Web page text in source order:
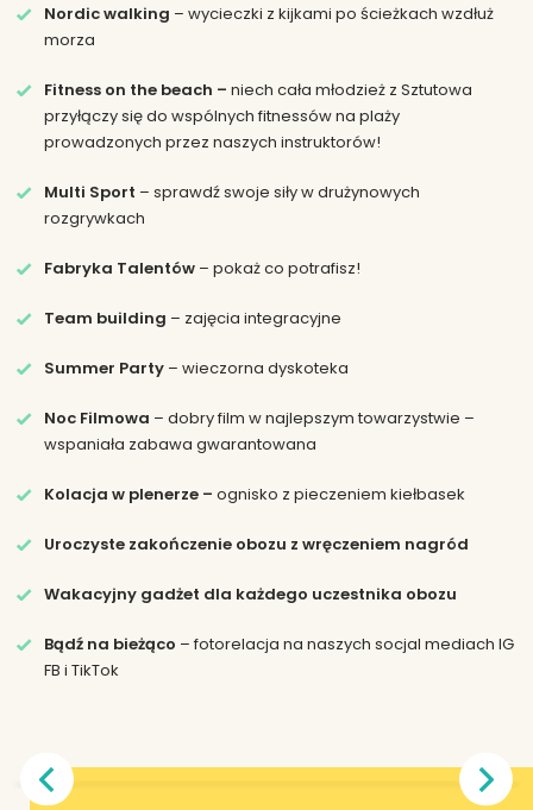
Nordic walking – wycieczki z kijkami po ścieżkach wzdłuż
morza
Fitness on the beach – niech cała młodzież z Sztutowa
przyłączy się do wspólnych fitnessów na plaży
prowadzonych przez naszych instruktorów!
Multi Sport – sprawdź swoje siły w drużynowych
rozgrywkach
Fabryka Talentów – pokaż co potrafisz!
Team building – zajęcia integracyjne
Summer Party – wieczorna dyskoteka
Noc Filmowa – dobry film w najlepszym towarzystwie –
wspaniała zabawa gwarantowana
Kolacja w plenerze – ognisko z pieczeniem kiełbasek
Uroczyste zakończenie obozu z wręczeniem nagród
Wakacyjny gadżet dla każdego uczestnika obozu
Bądź na bieżąco – fotorelacja na naszych socjal mediach IG
FB i TikTok